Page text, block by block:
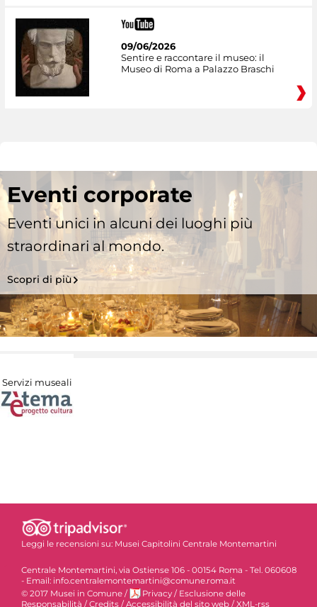
09/06/2026
Sentire e raccontare il museo: il
Museo di Roma a Palazzo Braschi
Eventi corporate
Eventi unici in alcuni dei luoghi più
straordinari al mondo.
Scopri di più
Servizi museali
Leggi le recensioni su: Musei Capitolini Centrale Montemartini
Centrale Montemartini, via Ostiense 106 - 00154 Roma - Tel. 060608
- Email: info.centralemontemartini@comune.roma.it
© 2017 Musei in Comune / Privacy / Esclusione delle
Responsabilità / Credits / Accessibilità del sito web / XML-rss